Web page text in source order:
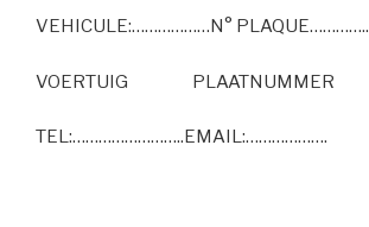
VEHICULE:………………N° PLAQUE…………..
VOERTUIG PLAATNUMMER
TEL:……………………..EMAIL:……………….